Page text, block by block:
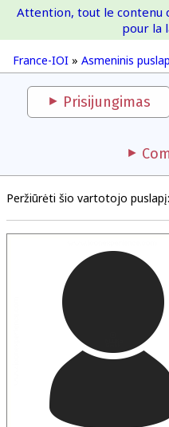
France-IOI » Asmeninis
Attention, tout le contenu
pour la
Prisijungimas
Peržiūrėti šio vartotojo puslapį: